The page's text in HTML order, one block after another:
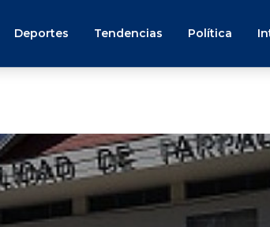
Deportes Tendencias Política